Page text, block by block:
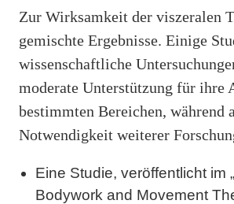
Zur Wirksamkeit der viszeralen
gemischte Ergebnisse. Einige
wissenschaftliche
moderate Unterstützung für ihre
bestimmten Bereichen, während
Notwendigkeit weiterer
Eine Studie, veröffentlicht im
Bodywork and Movement